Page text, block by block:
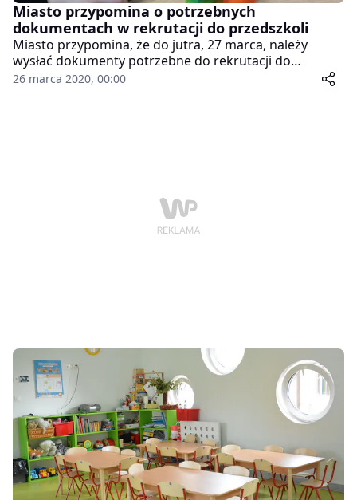
Miasto przypomina o potrzebnych
dokumentach w rekrutacji do przedszkoli
Miasto przypomina, że do jutra, 27 marca, należy
wysłać dokumenty potrzebne do rekrutacji do
miejskich przedszkoli.
26 marca 2020, 00:00